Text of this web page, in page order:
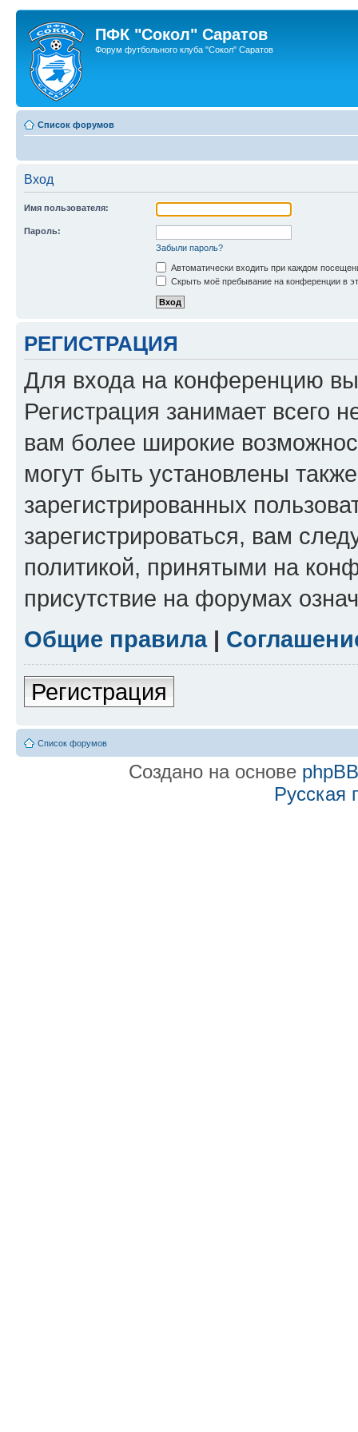
ПФК "Сокол" Саратов
Форум футбольного клуба "Сокол" Саратов
Список форумов
Вход
Имя пользователя:
Пароль:
Забыли пароль?
Автоматически входить при каждом
Скрыть моё пребывание на конференции в
РЕГИСТРАЦИЯ
Для входа на конференцию
Регистрация занимает всего
вам более широкие
могут быть установлены
зарегистрированных
зарегистрироваться, вам
политикой, принятыми на
присутствие на форумах
Общие правила|
Регистрация
Список форумов
Создано на основе phpBB
Русская